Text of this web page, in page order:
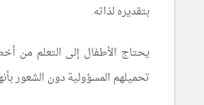
بتقديره لذاته.
يحتاج الأطفال إلى التعلم من
تحميلهم المسؤولية دون الشعور